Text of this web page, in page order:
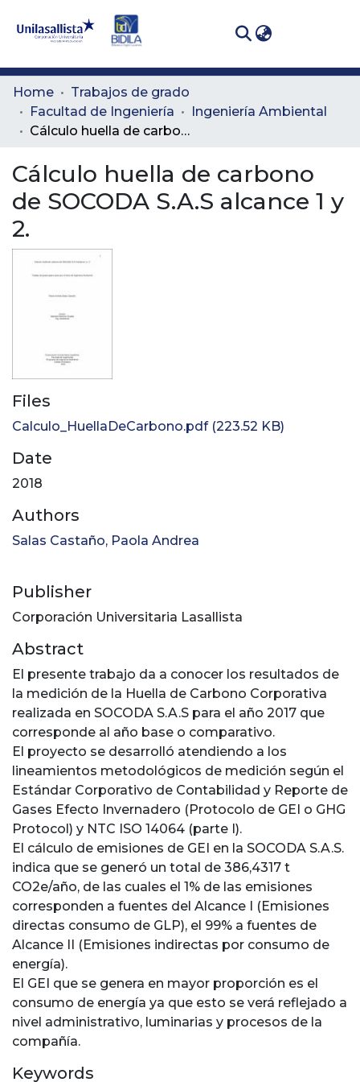
Communities
& Collections
Statistics
Home
Trabajos de grado
Facultad de Ingeniería
Ingeniería Ambiental
Cálculo huella de carbono de SOCODA S.A.S alcance 1 y 2.
Cálculo huella de carbono
de SOCODA S.A.S alcance 1 y
2.
Files
Calculo_HuellaDeCarbono.pdf(223.52 KB)
Date
2018
Authors
Salas Castaño, Paola Andrea
Publisher
Corporación Universitaria Lasallista
Abstract
El presente trabajo da a conocer los resultados de
la medición de la Huella de Carbono Corporativa
realizada en SOCODA S.A.S para el año 2017 que
corresponde al año base o comparativo.
El proyecto se desarrolló atendiendo a los
lineamientos metodológicos de medición según el
Estándar Corporativo de Contabilidad y Reporte de
Gases Efecto Invernadero (Protocolo de GEI o GHG
Protocol) y NTC ISO 14064 (parte I).
El cálculo de emisiones de GEI en la SOCODA S.A.S.
indica que se generó un total de 386,4317 t
CO2e/año, de las cuales el 1% de las emisiones
corresponden a fuentes del Alcance I (Emisiones
directas consumo de GLP), el 99% a fuentes de
Alcance II (Emisiones indirectas por consumo de
energía).
El GEI que se genera en mayor proporción es el
consumo de energía ya que esto se verá reflejado a
nivel administrativo, luminarias y procesos de la
compañía.
Keywords